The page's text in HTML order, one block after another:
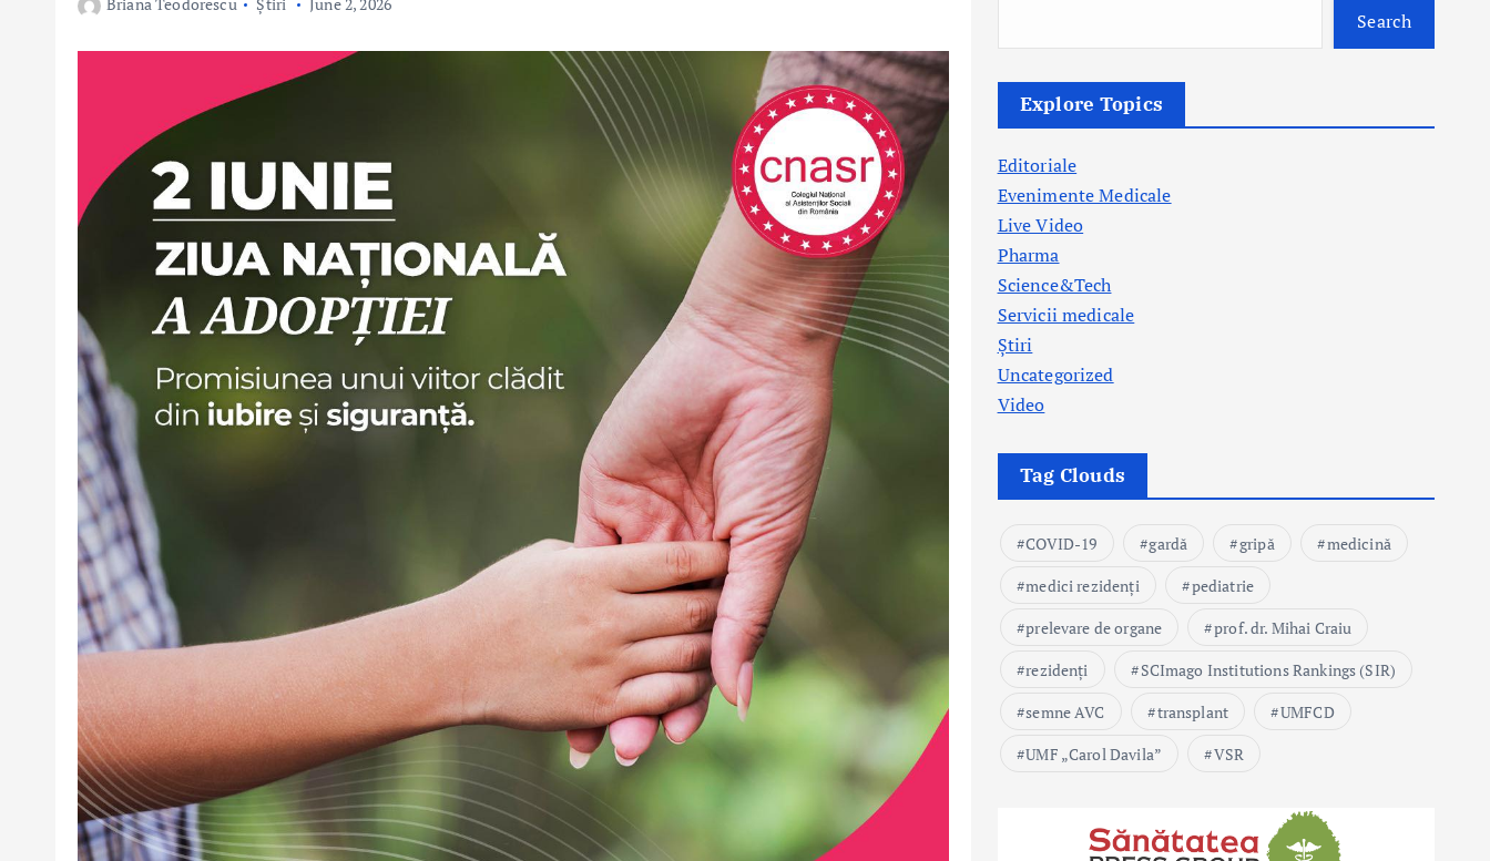
Search
Explore Topics
Editoriale
Evenimente Medicale
Live Video
Pharma
Science&Tech
Servicii medicale
Știri
Uncategorized
Video
Tag Clouds
COVID-19 gardă gripă
medicină
medici rezidenți
pediatrie
prelevare de organe
prof. dr. Mihai Craiu
rezidenți
SCImago Institutions Rankings (SIR)
semne AVC
transplant
UMFCD
UMF „Carol Davila”
VSR